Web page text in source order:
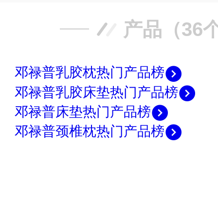
产品（36
邓禄普乳胶枕热门产品榜
邓禄普乳胶床垫热门产品榜
邓禄普床垫热门产品榜
邓禄普颈椎枕热门产品榜